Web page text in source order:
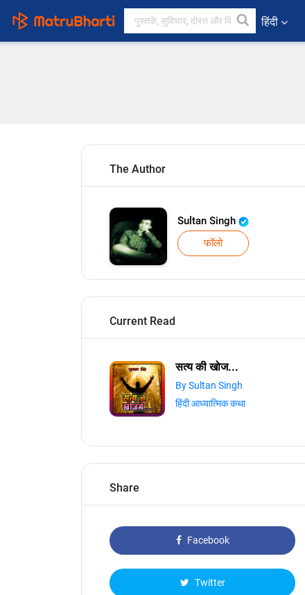
हिंदी
The Author
Sultan Singh
फॉलो
Current Read
सत्य की खोज...
By Sultan Singh
हिंदी आध्यात्मिक कथा
Share
Facebook
Twitter